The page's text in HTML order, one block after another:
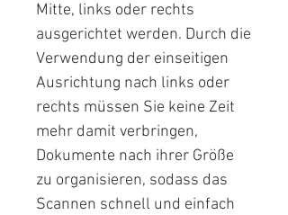
Mitte, links oder rechts
ausgerichtet werden. Durch die
Verwendung der einseitigen
Ausrichtung nach links oder
rechts müssen Sie keine Zeit
mehr damit verbringen,
Dokumente nach ihrer Größe
zu organisieren, sodass das
Scannen schnell und einfach